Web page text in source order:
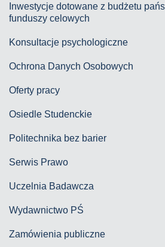
Inwestycje dotowane z budżetu
funduszy celowych
Konsultacje psychologiczne
Ochrona Danych Osobowych
Oferty pracy
Osiedle Studenckie
Politechnika bez barier
Serwis Prawo
Uczelnia Badawcza
Wydawnictwo PŚ
Zamówienia publiczne